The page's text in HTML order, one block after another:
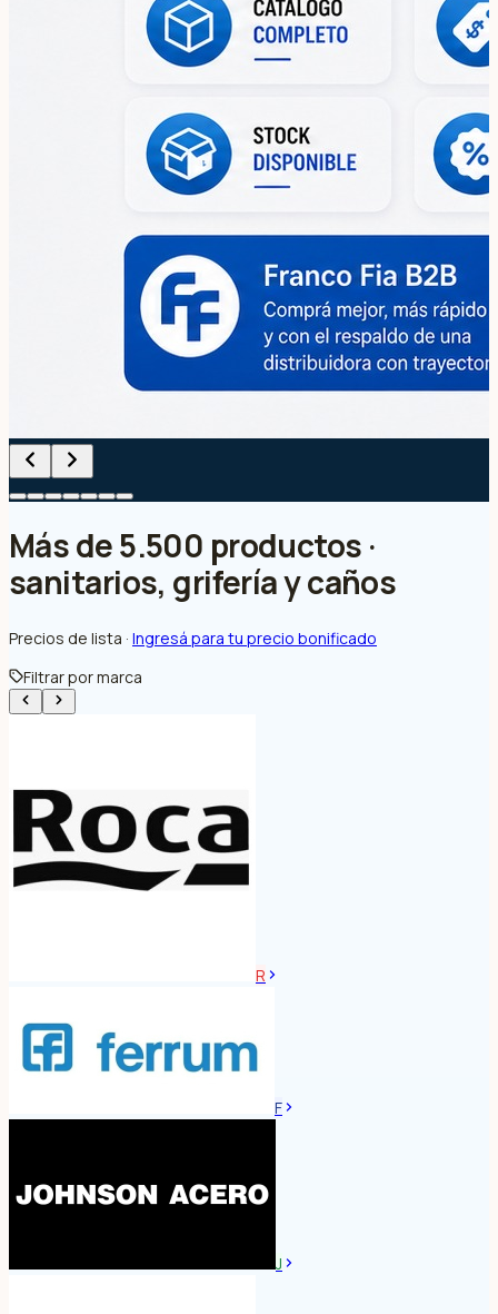
Más de 5.500 productos ·
sanitarios, grifería y caños
Precios de lista · Ingresá para tu precio bonificado
Filtrar por marca
R
F
J